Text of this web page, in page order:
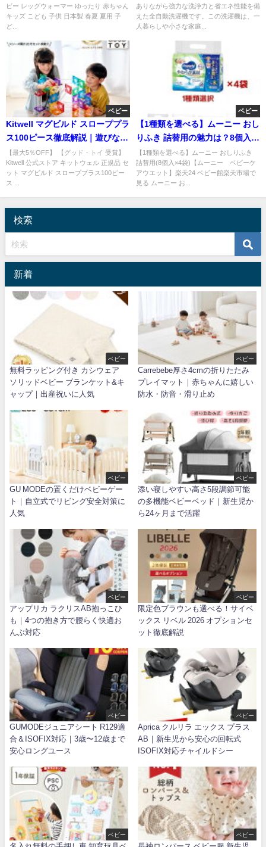
ビー レッグウォーマー ゆったり 赤ちゃん
キッズ こども 子供 日本製 春夏 夏用 子
ど...
ありながら強力な洗浄力と省エネ性能を備
えた全自動洗濯機です。この洗濯機は、一
人暮らしや小さな家庭...
ベビー
Kitwell マグビルド スローププラ
ス100ピース徹底解説｜遊びなが
ら学べる知育玩具
【最大5％OFF】 【グッド・トイ 受賞】
Kitwell 公式ストア キットウェル 正規品 セ
ット マグビルド スローププラス100ピー
ス ...
ベビー
【1種類を選べる】ムーニー おし
りふき 詰替用の魅力は？8個入
×4袋で育児を快適に
【1種類を選べる】ムーニー おしりふき
詰替用(8個入×4袋)【ムーニー ベビーケ
アウエット】楽天24 ベビー館楽天市場で
見る ムーニー お...
検索
新着
ベビー
無料ラッピング付き カシウェア
ソリッドベビー ブランケット&キ
ャップ｜出産祝いに人気
ベビー
Carrebebe厚さ4cmの折りたたみ
プレイマット｜赤ちゃんに嬉しい
防水・防音・滑り止め
ベビー
GU MODEの置くだけベビーゲー
ト｜自立式でリビング安全対策に
人気
ベビー
添い寝しやすい高さ5段調節可能
の多機能ベビーベッド｜新生児か
ら24ヶ月まで活躍
ベビー
アップリカ ラクリスAB抱っこひ
も｜4つの抱き方で腰らく快適お
んぶ対応
ベビー
限定色ブラウンも選べる！サイベ
ックス リベル 2026 オプションセ
ット徹底解説
ベビー
GUMODEジュニアシート R129適
合＆ISOFIX対応｜3歳〜12歳まで
安心ロングユース
ベビー
Aprica クルリラ エックス プラス
AB｜新生児から安心の回転式
ISOFIX対応チャイルドシー
ベビー ベビー